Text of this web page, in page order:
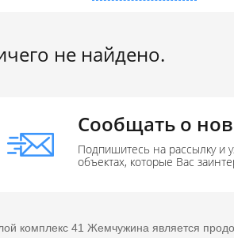
не найдено.
Сообщать о
Подпишитесь на рассылку и
объектах, которые Вас
комплекс 41 Жемчужина является